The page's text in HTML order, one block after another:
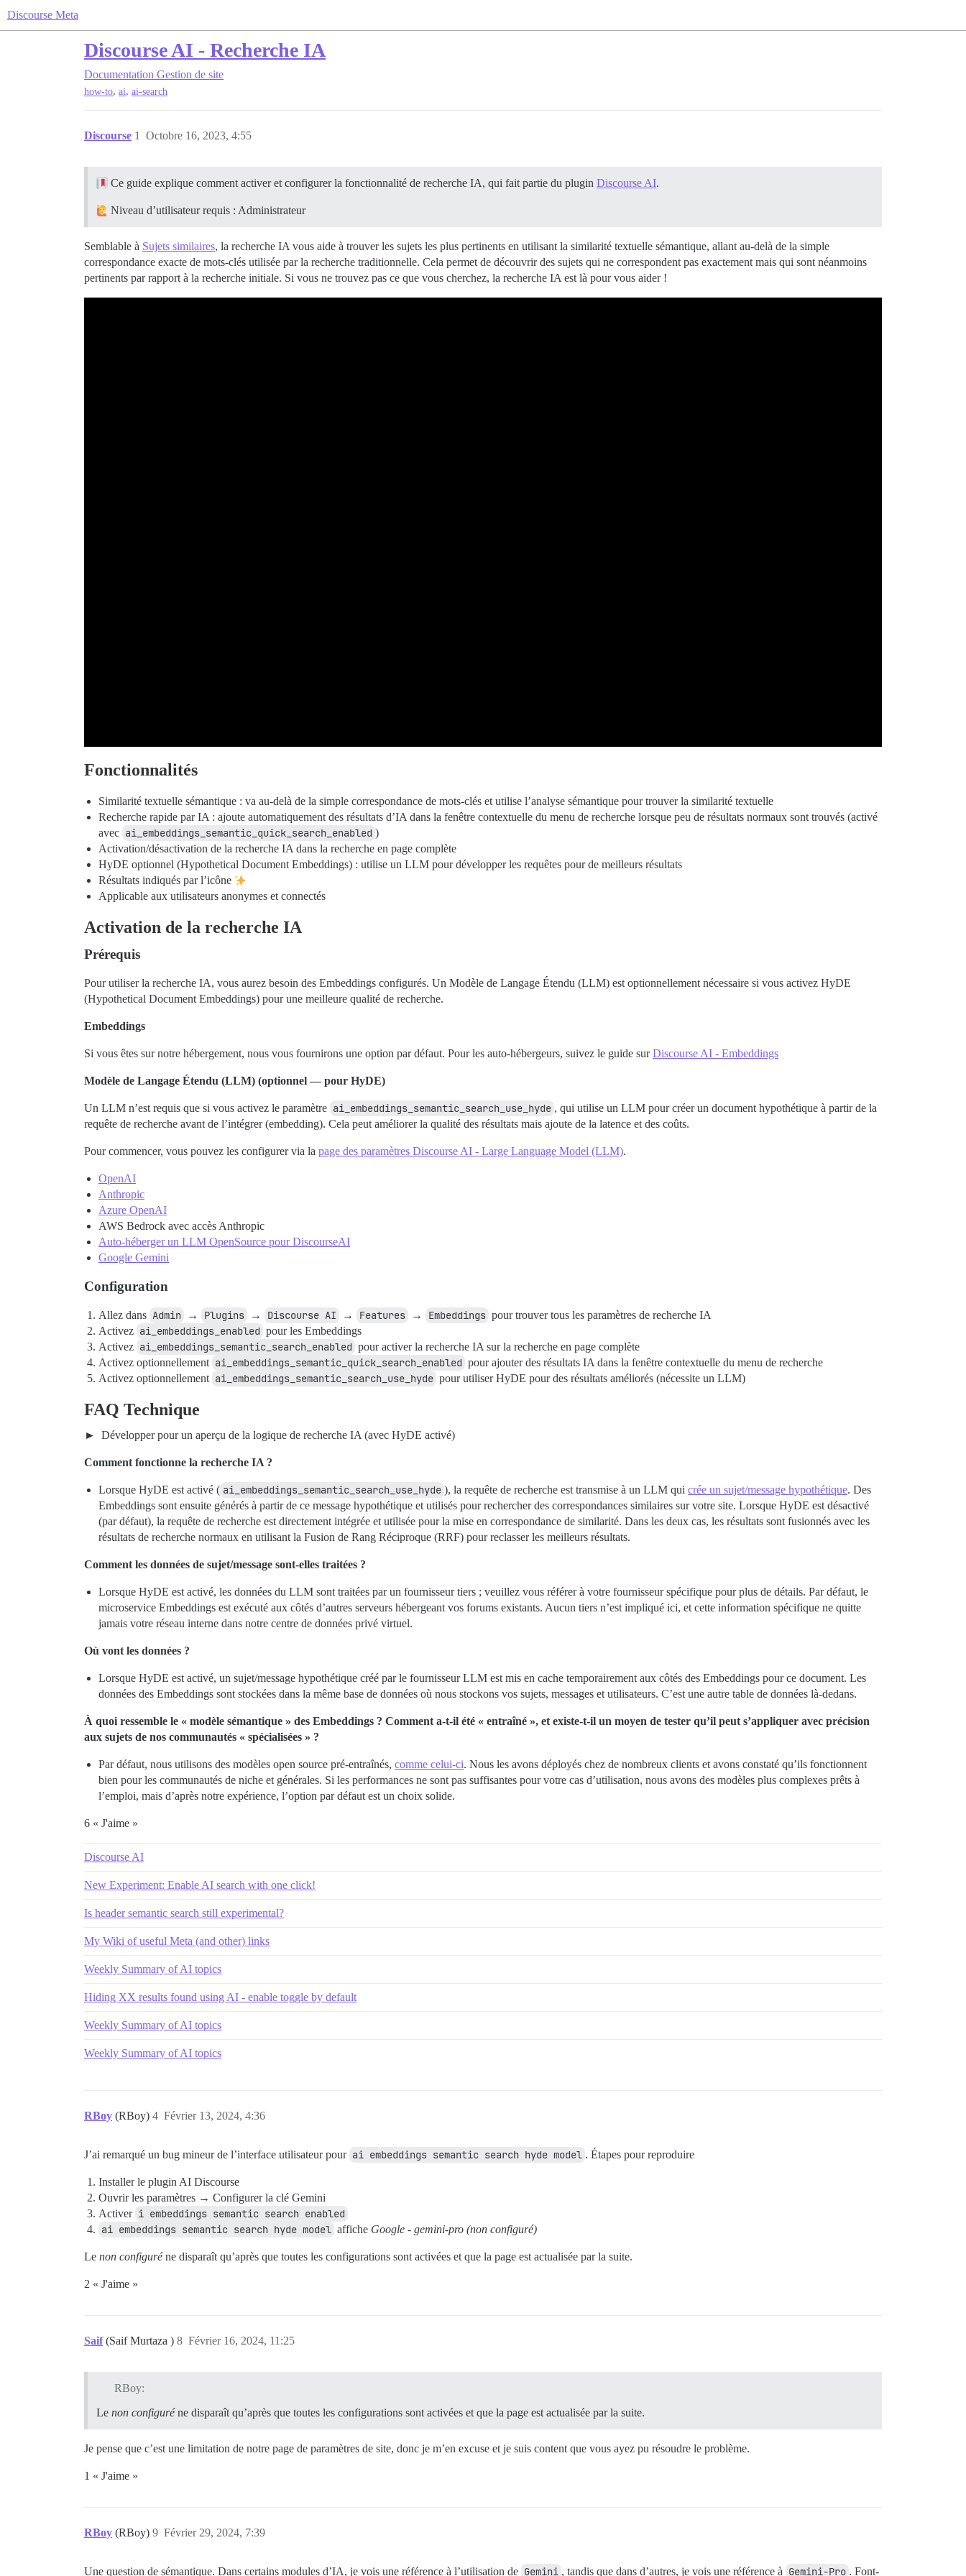
Discourse Meta
Discourse AI - Recherche IA
Documentation Gestion de site
how-to, ai, ai-search
Discourse Octobre 16, 2023, 4:55
1
Ce guide explique comment activer et configurer la fonctionnalité de recherche IA, qui fait partie du plugin Discourse AI.
Niveau d’utilisateur requis : Administrateur
Semblable à Sujets similaires, la recherche IA vous aide à trouver les sujets les plus pertinents en utilisant la similarité textuelle sémantique, allant au-delà de la simple
correspondance exacte de mots-clés utilisée par la recherche traditionnelle. Cela permet de découvrir des sujets qui ne correspondent pas exactement mais qui sont néanmoins
pertinents par rapport à la recherche initiale. Si vous ne trouvez pas ce que vous cherchez, la recherche IA est là pour vous aider !
Fonctionnalités
Similarité textuelle sémantique : va au-delà de la simple correspondance de mots-clés et utilise l’analyse sémantique pour trouver la similarité textuelle
Recherche rapide par IA : ajoute automatiquement des résultats d’IA dans la fenêtre contextuelle du menu de recherche lorsque peu de résultats normaux sont trouvés (activé
avec ai_embeddings_semantic_quick_search_enabled )
Activation/désactivation de la recherche IA dans la recherche en page complète
HyDE optionnel (Hypothetical Document Embeddings) : utilise un LLM pour développer les requêtes pour de meilleurs résultats
Résultats indiqués par l’icône
Applicable aux utilisateurs anonymes et connectés
Activation de la recherche IA
Prérequis
Pour utiliser la recherche IA, vous aurez besoin des Embeddings configurés. Un Modèle de Langage Étendu (LLM) est optionnellement nécessaire si vous activez HyDE
(Hypothetical Document Embeddings) pour une meilleure qualité de recherche.
Embeddings
Si vous êtes sur notre hébergement, nous vous fournirons une option par défaut. Pour les auto-hébergeurs, suivez le guide surDiscourse AI - Embeddings
Modèle de Langage Étendu (LLM) (optionnel — pour HyDE)
Un LLM n’est requis que si vous activez le paramètre ai_embeddings_semantic_search_use_hyde , qui utilise un LLM pour créer un document hypothétique à partir de la
requête de recherche avant de l’intégrer (embedding). Cela peut améliorer la qualité des résultats mais ajoute de la latence et des coûts.
Pour commencer, vous pouvez les configurer via la page des paramètres Discourse AI - Large Language Model (LLM).
OpenAI
Anthropic
Azure OpenAI
AWS Bedrock avec accès Anthropic
Auto-héberger un LLM OpenSource pour DiscourseAI
Google Gemini
Configuration
Allez dans Admin → Plugins → Discourse AI → Features → Embeddings pour trouver tous les paramètres de recherche IA
Activez ai_embeddings_enabled pour les Embeddings
Activez ai_embeddings_semantic_search_enabled pour activer la recherche IA sur la recherche en page complète
Activez optionnellement ai_embeddings_semantic_quick_search_enabled pour ajouter des résultats IA dans la fenêtre contextuelle du menu de recherche
Activez optionnellement ai_embeddings_semantic_search_use_hyde pour utiliser HyDE pour des résultats améliorés (nécessite un LLM)
FAQ Technique
Développer pour un aperçu de la logique de recherche IA (avec HyDE activé)
Comment fonctionne la recherche IA ?
Lorsque HyDE est activé ( ai_embeddings_semantic_search_use_hyde ), la requête de recherche est transmise à un LLM qui crée un sujet/message hypothétique. Des
Embeddings sont ensuite générés à partir de ce message hypothétique et utilisés pour rechercher des correspondances similaires sur votre site. Lorsque HyDE est désactivé
(par défaut), la requête de recherche est directement intégrée et utilisée pour la mise en correspondance de similarité. Dans les deux cas, les résultats sont fusionnés avec les
résultats de recherche normaux en utilisant la Fusion de Rang Réciproque (RRF) pour reclasser les meilleurs résultats.
Comment les données de sujet/message sont-elles traitées ?
Lorsque HyDE est activé, les données du LLM sont traitées par un fournisseur tiers ; veuillez vous référer à votre fournisseur spécifique pour plus de détails. Par défaut, le
microservice Embeddings est exécuté aux côtés d’autres serveurs hébergeant vos forums existants. Aucun tiers n’est impliqué ici, et cette information spécifique ne quitte
jamais votre réseau interne dans notre centre de données privé virtuel.
Où vont les données ?
Lorsque HyDE est activé, un sujet/message hypothétique créé par le fournisseur LLM est mis en cache temporairement aux côtés des Embeddings pour ce document. Les
données des Embeddings sont stockées dans la même base de données où nous stockons vos sujets, messages et utilisateurs. C’est une autre table de données là-dedans.
À quoi ressemble le « modèle sémantique » des Embeddings ? Comment a-t-il été « entraîné », et existe-t-il un moyen de tester qu’il peut s’appliquer avec précision
aux sujets de nos communautés « spécialisées » ?
Par défaut, nous utilisons des modèles open source pré-entraînés, comme celui-ci. Nous les avons déployés chez de nombreux clients et avons constaté qu’ils fonctionnent
bien pour les communautés de niche et générales. Si les performances ne sont pas suffisantes pour votre cas d’utilisation, nous avons des modèles plus complexes prêts à
l’emploi, mais d’après notre expérience, l’option par défaut est un choix solide.
6 « J'aime »
Discourse AI
New Experiment: Enable AI search with one click!
Is header semantic search still experimental?
My Wiki of useful Meta (and other) links
Weekly Summary of AI topics
Hiding XX results found using AI - enable toggle by default
Weekly Summary of AI topics
Weekly Summary of AI topics
RBoy (RBoy) Février 13, 2024, 4:36
4
J’ai remarqué un bug mineur de l’interface utilisateur pour ai embeddings semantic search hyde model . Étapes pour reproduire
Installer le plugin AI Discourse
Ouvrir les paramètres → Configurer la clé Gemini
Activer i embeddings semantic search enabled
ai embeddings semantic search hyde model affiche Google - gemini-pro (non configuré)
Le non configuréne disparaît qu’après que toutes les configurations sont activées et que la page est actualisée par la suite.
2 « J'aime »
Saif (Saif Murtaza ) Février 16, 2024, 11:25
8
RBoy:
Le non configuré ne disparaît qu’après que toutes les configurations sont activées et que la page est actualisée par la suite.
Je pense que c’est une limitation de notre page de paramètres de site, donc je m’en excuse et je suis content que vous ayez pu résoudre le problème.
1 « J'aime »
RBoy (RBoy) Février 29, 2024, 7:39
9
Une question de sémantique. Dans certains modules d’IA, je vois une référence à l’utilisation de Gemini , tandis que dans d’autres, je vois une référence à Gemini-Pro . Font-